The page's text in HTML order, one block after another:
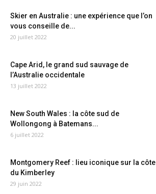
Skier en Australie : une expérience que l’on
vous conseille de...
20 juillet 2022
Cape Arid, le grand sud sauvage de
l’Australie occidentale
13 juillet 2022
New South Wales : la côte sud de
Wollongong à Batemans...
6 juillet 2022
Montgomery Reef : lieu iconique sur la côte
du Kimberley
29 juin 2022